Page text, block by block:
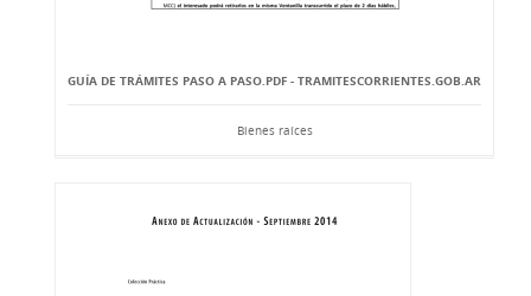
GUÍA DE TRÁMITES PASO A PASO.PDF - TRAMITESCORRIENTES.GOB.AR
Bienes raíces